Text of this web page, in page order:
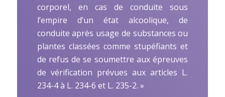
corporel, en cas de conduite sous
l’empire d’un état alcoolique, de
conduite après usage de substances ou
plantes classées comme stupéfiants et
de refus de se soumettre aux épreuves
de vérification prévues aux articles L.
234-4 à L. 234-6 et L. 235-2. »